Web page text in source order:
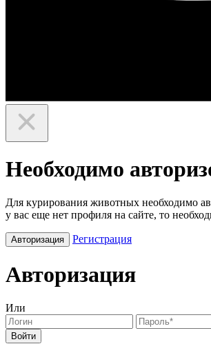
Необходимо
Для курирования животных необходимо
у вас еще нет профиля на сайте, то
Авторизация Регистрация
Авторизация
Или
Войти